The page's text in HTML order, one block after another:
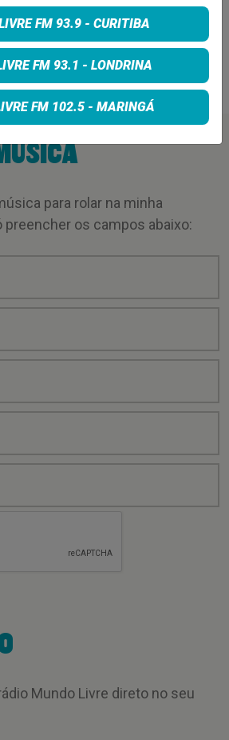
KORN, LIMP BIZKIT E SMASHING
PUMPKINS, MORRE AOS 69 ANOS
para rolar na minha
preencher os campos abaixo:
Mundo Livre direto no seu
FM 93.9 - CURITIBA
FM 93.1 - LONDRINA
FM 102.5 - MARINGÁ